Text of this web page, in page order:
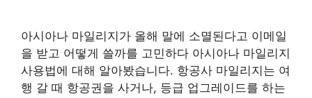
아시아나 마일리지가 올해 말에 소멸된다고 이메일
을 받고 어떻게 쓸까를 고민하다 아시아나 마일리지
사용법에 대해 알아봤습니다. 항공사 마일리지는 여
행 갈 때 항공권을 사거나, 등급 업그레이드를 하는